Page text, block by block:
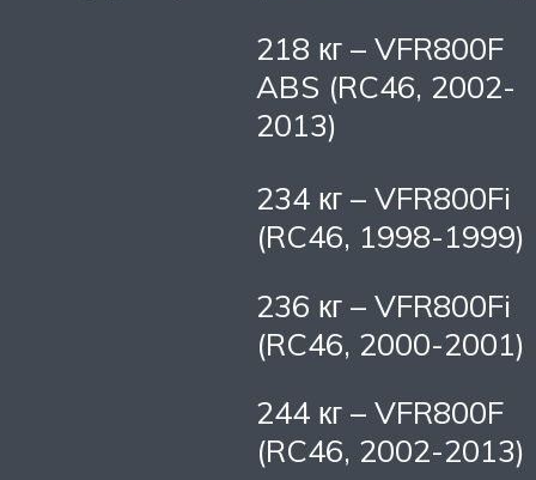
218 кг – VFR800F
ABS (RC46, 2002-
2013)
234 кг – VFR800Fi
(RC46, 1998-1999)
236 кг – VFR800Fi
(RC46, 2000-2001)
244 кг – VFR800F
(RC46, 2002-2013)